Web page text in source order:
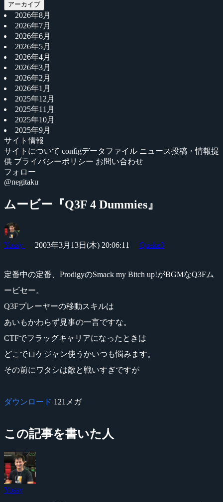
アーカイブ
2026年8月
2026年7月
2026年6月
2026年5月
2026年4月
2026年3月
2026年2月
2026年1月
2025年12月
2025年11月
2025年10月
2025年9月
サイト情報
サイトについて configデータファイル ニュース投稿・情報提
供 プライバシーポリシー お問い合わせ
フォロー
@negitaku
ムービー『Q3F 4 Dummies』
Yossy 2003年3月13日(木) 20:06:11 Quake3
定番中の定番、ProdigyのSmack my Bitch up!がBGMなQ3Fム
ービセー。
Q3Fプレーヤーの移動スキルは
あいもかわらず見事の一言ですな。
CTFでフラッグキャリアになったときは
どこでロケジャン使うかいつも悩みます。
その前にワタシは敵と戦いすぎですが
ダウンロード 121メガ
この記事を書いた人
Yossy